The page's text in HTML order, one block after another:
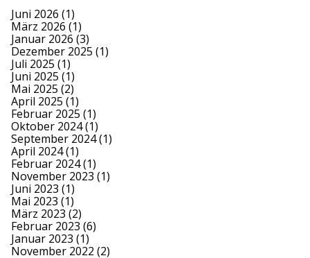
Juni 2026 (1)
März 2026 (1)
Januar 2026 (3)
Dezember 2025 (1)
Juli 2025 (1)
Juni 2025 (1)
Mai 2025 (2)
April 2025 (1)
Februar 2025 (1)
Oktober 2024(1)
September 2024(1)
April 2024(1)
Februar 2024(1)
November 2023 (1)
Juni 2023 (1)
Mai 2023 (1)
März 2023 (2)
Februar 2023 (6)
Januar 2023 (1)
November 2022 (2)